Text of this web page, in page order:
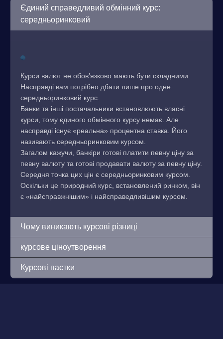
Єдиний справедливий обмінний курс:
середньоринковий
Курси валют не обов’язково мають бути складними.
Насправді вам потрібно дбати лише про одне:
середньоринковий курс.
Банки та інші постачальники встановлюють власні
курси, тому єдиного обмінного курсу немає. Але
насправді існує «реальна» процентна ставка. Його
називають середньоринковим курсом.
Загалом кажучи, банкіри готові платити певну ціну за
певну валюту та готові продавати валюту за певну ціну.
Середня точка цих цін є середньоринковим курсом.
Оскільки це природний курс, встановлений ринком, він
є «найсправжнішим» і найсправедливішим курсом.
Чому виникають курсові різниці
курсове ціноутворення
Курсові пастки